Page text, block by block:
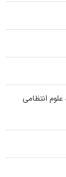
انتظامی